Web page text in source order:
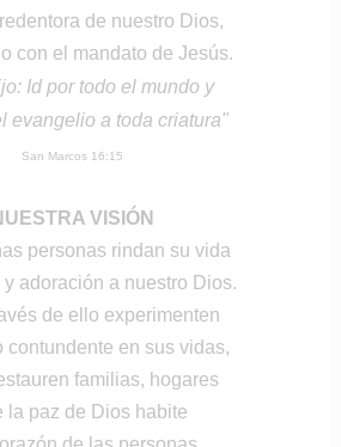
de nuestro Dios,
con el mandato de Jesús.
Id por todo el mundo y
evangelio a toda criatura"
San Marcos 16:15
VISIÓN
personas rindan su vida
adoración a nuestro Dios.
de ello experimenten
contundente en sus vidas,
familias, hogares
la paz de Dios habite